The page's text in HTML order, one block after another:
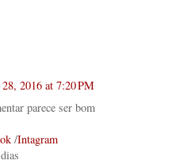
28, 2016 at 7:20 PM
parece ser bom
/Intagram